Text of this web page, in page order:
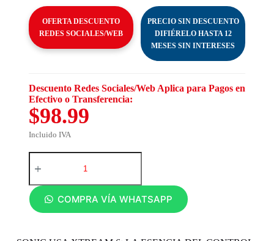
OFERTA DESCUENTO
REDES SOCIALES/WEB
PRECIO SIN DESCUENTO
DIFIÉRELO HASTA 12
MESES SIN INTERESES
Descuento Redes Sociales/Web Aplica para Pagos en
Efectivo o Transferencia:
$98.99
Incluido IVA
COMPRA VÍA WHATSAPP